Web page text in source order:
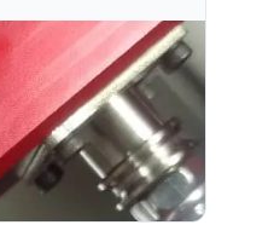
dây vàng trong sản
chính x...